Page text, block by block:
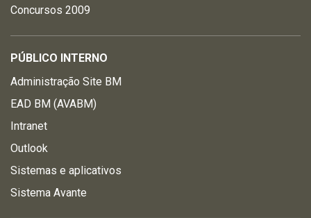
Concursos 2009
PÚBLICO INTERNO
Administração Site BM
EAD BM (AVABM)
Intranet
Outlook
Sistemas e aplicativos
Sistema Avante